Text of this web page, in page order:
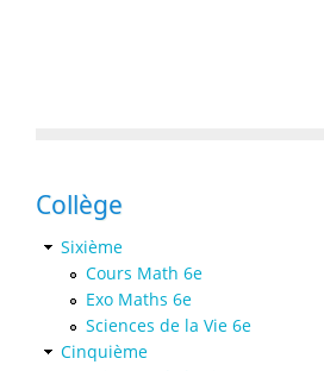
Collège
Sixième
Cours Math 6e
Exo Maths 6e
Sciences de la Vie 6e
Cinquième